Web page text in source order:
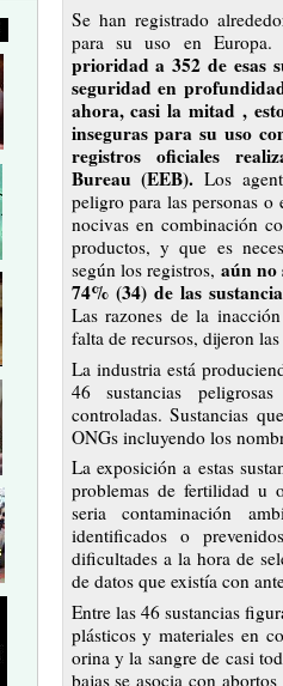
Se han registrado
para su uso en
prioridad a 352 de esas
seguridad en
ahora, casi la mitad ,
inseguras para su uso
registros oficiales
Bureau (EEB). Los
peligro para las personas
nocivas en combinación
productos, y que es
según los registros, aún no
74% (34) de las
Las razones de la
falta de recursos, dijeron
La industria está
46 sustancias
controladas. Sustancias
ONGs incluyendo los
La exposición a estas
problemas de fertilidad u
seria contaminación
identificados o
dificultades a la hora de
de datos que existía con
Entre las 46 sustancias
plásticos y materiales en
orina y la sangre de casi
bajas se asocia con